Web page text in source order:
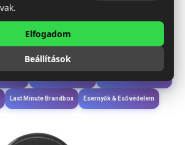
Étkezés & Ivás
Wellness & Ápolás
Last Minute Brandbox Esernyők & Esővédelem
Elfogadom
Beállítások